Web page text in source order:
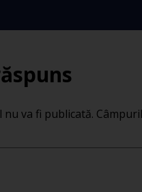
nu va fi publicată.